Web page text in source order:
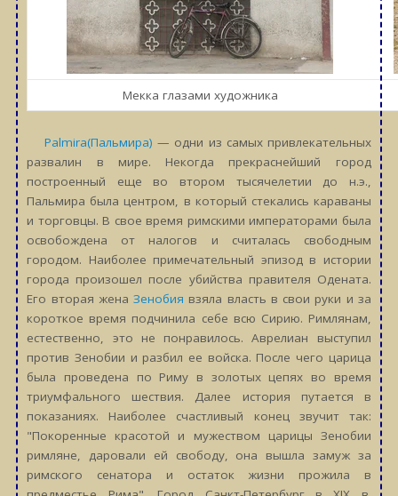
Мекка глазами художника
Palmira(Пальмира) — одни из самых привлекательных
развалин в мире. Некогда прекраснейший город
построенный еще во втором тысячелетии до н.э.,
Пальмира была центром, в который стекались караваны
и торговцы. В свое время римскими императорами была
освобождена от налогов и считалась свободным
городом. Наиболее примечательный эпизод в истории
города произошел после убийства правителя Одената.
Его вторая жена Зенобия взяла власть в свои руки и за
короткое время подчинила себе всю Сирию. Римлянам,
естественно, это не понравилось. Аврелиан выступил
против Зенобии и разбил ее войска. После чего царица
была проведена по Риму в золотых цепях во время
триумфального шествия. Далее история путается в
показаниях. Наиболее счастливый конец звучит так:
"Покоренные красотой и мужеством царицы Зенобии
римляне, даровали ей свободу, она вышла замуж за
римского сенатора и остаток жизни прожила в